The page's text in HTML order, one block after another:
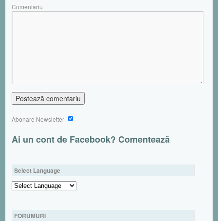
Comentariu
Abonare Newsletter
Ai un cont de Facebook? Comentează
Select Language
FORUMURI